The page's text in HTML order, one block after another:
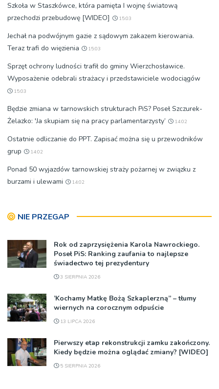
Szkoła w Staszkówce, która pamięta I wojnę światową
przechodzi przebudowę [WIDEO]
15:03
Jechał na podwójnym gazie z sądowym zakazem kierowania.
Teraz trafi do więzienia
15:03
Sprzęt ochrony ludności trafił do gminy Wierzchosławice.
Wyposażenie odebrali strażacy i przedstawiciele wodociągów
15:03
Będzie zmiana w tarnowskich strukturach PiS? Poseł Szczurek-
Żelazko: 'Ja skupiam się na pracy parlamentarzysty’
14:02
Ostatnie odliczanie do PPT. Zapisać można się u przewodników
grup
14:02
Ponad 50 wyjazdów tarnowskiej straży pożarnej w związku z
burzami i ulewami
14:02
NIE PRZEGAP
Rok od zaprzysiężenia Karola Nawrockiego.
Poseł PiS: Ranking zaufania to najlepsze
świadectwo tej prezydentury
3 SIERPNIA 2026
’Kochamy Matkę Bożą Szkaplerzną” – tłumy
wiernych na corocznym odpuście
13 LIPCA 2026
Pierwszy etap rekonstrukcji zamku zakończony.
Kiedy będzie można oglądać zmiany? [WIDEO]
5 SIERPNIA 2026